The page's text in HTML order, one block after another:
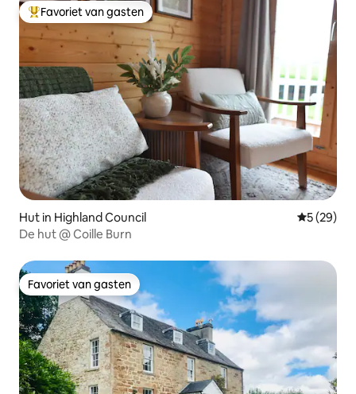
Topfavoriet van gasten
Favoriet van gasten
Hut in Highland Council
5 (29)
De hut @ Coille Burn
Favoriet van gasten
Favoriet van gasten